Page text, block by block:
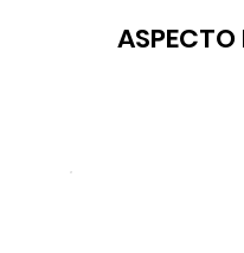
ASPECTO